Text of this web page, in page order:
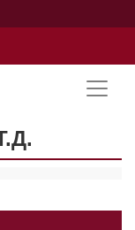
Персоналии
История